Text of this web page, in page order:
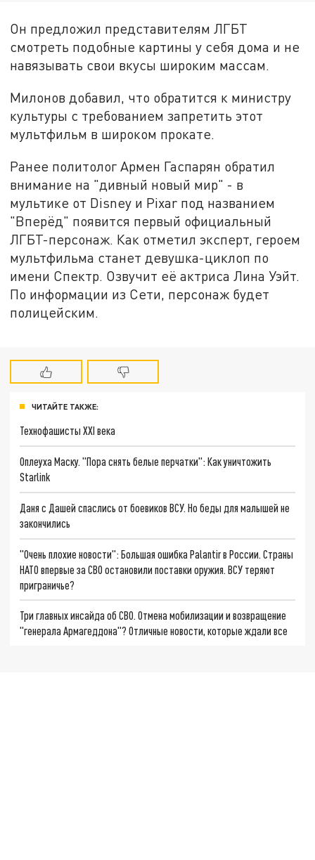
Он предложил представителям ЛГБТ
смотреть подобные картины у себя дома и не
навязывать свои вкусы широким массам.
Милонов добавил, что обратится к министру
культуры с требованием запретить этот
мультфильм в широком прокате.
Ранее политолог Армен Гаспарян обратил
внимание на "дивный новый мир" - в
мультике от Disney и Pixar под названием
"Вперёд" появится первый официальный
ЛГБТ-персонаж. Как отметил эксперт, героем
мультфильма станет девушка-циклоп по
имени Спектр. Озвучит её актриса Лина Уэйт.
По информации из Сети, персонаж будет
полицейским.
ЧИТАЙТЕ ТАКЖЕ:
Технофашисты XXI века
Оплеуха Маску. "Пора снять белые перчатки": Как уничтожить
Starlink
Даня с Дашей спаслись от боевиков ВСУ. Но беды для малышей не
закончились
"Очень плохие новости": Большая ошибка Palantir в России. Страны
НАТО впервые за СВО остановили поставки оружия. ВСУ теряют
приграничье?
Три главных инсайда об СВО. Отмена мобилизации и возвращение
"генерала Армагеддона"? Отличные новости, которые ждали все